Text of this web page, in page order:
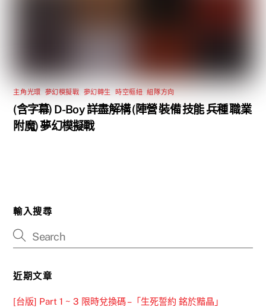
主角光環 夢幻模擬戰 夢幻轉生 ,時空樞紐 ,組隊方向
(含字幕) D-Boy 詳盡解構 (陣營 裝備 技能 兵種 職業
附魔) 夢幻模擬戰
輸入搜尋
近期文章
[台版] Part 1 ~ 3 限時兌換碼 –「生死誓約 銘於黯晶」